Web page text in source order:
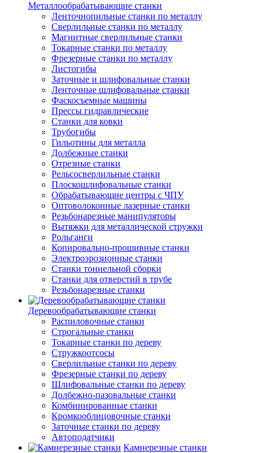
Металлообрабатывающие станки
Ленточнопильные станки по металлу
Сверлильные станки по металлу
Магнитные сверлильные станки
Токарные станки по металлу
Фрезерные станки по металлу
Листогибы
Заточные и шлифовальные станки
Ленточные шлифовальные станки
Фаскосъемные машины
Прессы гидравлические
Станки для ковки
Трубогибы
Гильотины для металла
Долбежные станки
Отрезные станки
Рельсосверлильные станки
Плоскошлифовальные станки
Обрабатывающие центры с ЧПУ
Оптоволоконные лазерные станки
Резьбонарезные манипуляторы
Вытяжки для металлической стружки
Рольганги
Копировально-прошивные станки
Электроэрозионные станки
Станки тоннельной сборки
Станки для отверстий в трубе
Резьбонарезные станки
Деревообрабатывающие станки
Распиловочные станки
Строгальные станки
Токарные станки по дереву
Стружкоотсосы
Сверлильные станки по дереву
Фрезерные станки по дереву
Шлифовальные станки по дереву
Долбежно-пазовальные станки
Комбинированные станки
Кромкооблицовочные станки
Заточные станки по дереву
Автоподатчики
Камнерезные станки